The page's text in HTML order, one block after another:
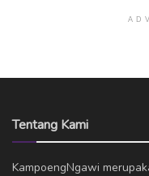
Tentang Kami
KampoengNgawi